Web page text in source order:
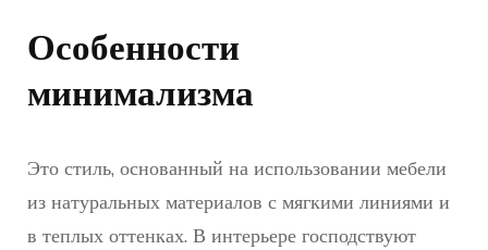
Особенности
минимализма
Это стиль, основанный на использовании мебели
из натуральных материалов с мягкими линиями и
в теплых оттенках. В интерьере господствуют